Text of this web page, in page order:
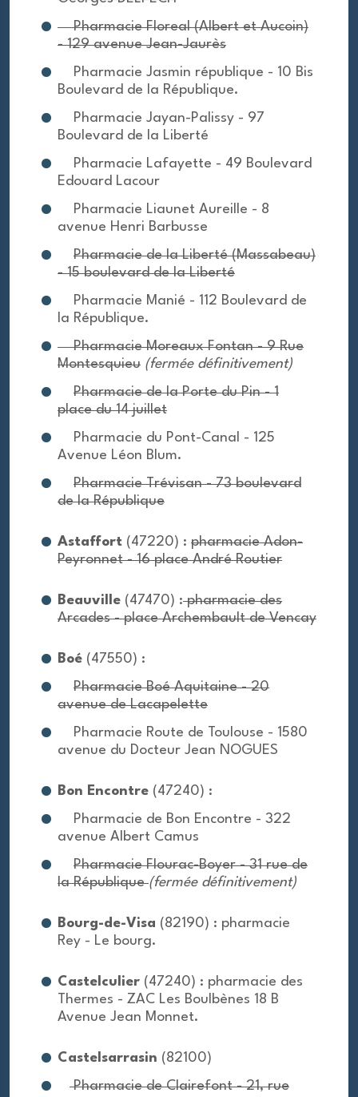
Pharmacie Floreal (Albert et Aucoin)
- 129 avenue Jean-Jaurès
Pharmacie Jasmin république - 10 Bis
Boulevard de la République.
Pharmacie Jayan-Palissy - 97
Boulevard de la Liberté
Pharmacie Lafayette - 49 Boulevard
Edouard Lacour
Pharmacie Liaunet Aureille - 8
avenue Henri Barbusse
Pharmacie de la Liberté (Massabeau)
- 15 boulevard de la Liberté
Pharmacie Manié - 112 Boulevard de
la République.
Pharmacie Moreaux Fontan - 9 Rue
Montesquieu (fermée définitivement)
Pharmacie de la Porte du Pin - 1
place du 14 juillet
Pharmacie du Pont-Canal - 125
Avenue Léon Blum.
Pharmacie Trévisan - 73 boulevard
de la République
Astaffort (47220) : pharmacie Adon-
Peyronnet - 16 place André Routier
Beauville (47470) :pharmacie des
Arcades - place Archembault de Vencay
Boé (47550) :
Pharmacie Boé Aquitaine - 20
avenue de Lacapelette
Pharmacie Route de Toulouse - 1580
avenue du Docteur Jean NOGUES
Bon Encontre (47240) :
Pharmacie de Bon Encontre - 322
avenue Albert Camus
Pharmacie Flourac-Boyer - 31 rue de
la République(fermée définitivement)
Bourg-de-Visa (82190) : pharmacie
Rey - Le bourg.
Castelculier (47240) : pharmacie des
Thermes - ZAC Les Boulbènes 18 B
Avenue Jean Monnet.
Castelsarrasin (82100)
Pharmacie de Clairefont - 21, rue